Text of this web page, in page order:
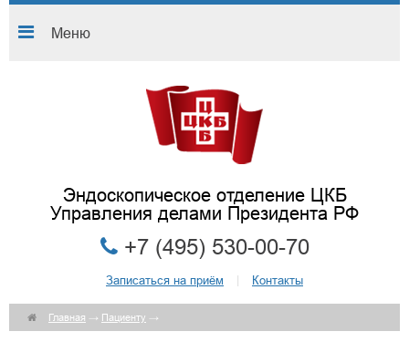
Меню
Эндоскопическое отделение ЦКБ
Управления делами Президента РФ
+7 (495) 530-00-70
Записаться на приём Контакты
Главная → Пациенту →